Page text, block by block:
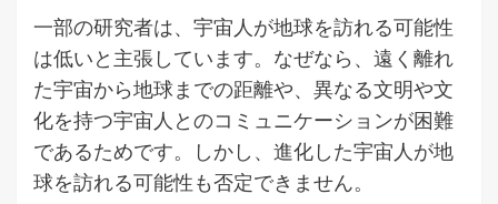
一部の研究者は、宇宙人が地球を訪れる可能性
は低いと主張しています。なぜなら、遠く離れ
た宇宙から地球までの距離や、異なる文明や文
化を持つ宇宙人とのコミュニケーションが困難
であるためです。しかし、進化した宇宙人が地
球を訪れる可能性も否定できません。